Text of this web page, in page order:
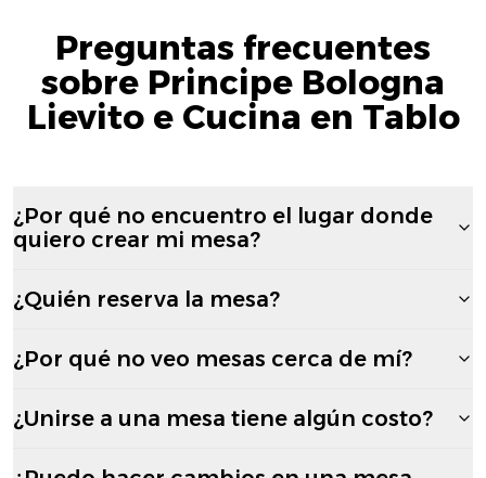
Preguntas frecuentes
sobre Principe Bologna
Lievito e Cucina en Tablo
¿Por qué no encuentro el lugar donde
quiero crear mi mesa?
¿Quién reserva la mesa?
¿Por qué no veo mesas cerca de mí?
¿Unirse a una mesa tiene algún costo?